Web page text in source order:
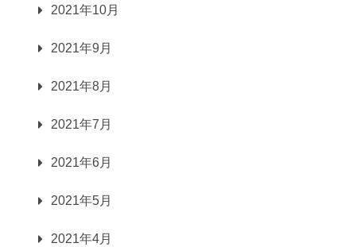
2021年10月
2021年9月
2021年8月
2021年7月
2021年6月
2021年5月
2021年4月